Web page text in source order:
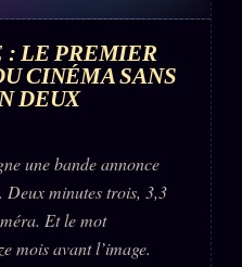
: LE PREMIER
CINÉMA SANS
DEUX
une bande annonce
Deux minutes trois, 3,3
Et le mot
mois avant l’image.